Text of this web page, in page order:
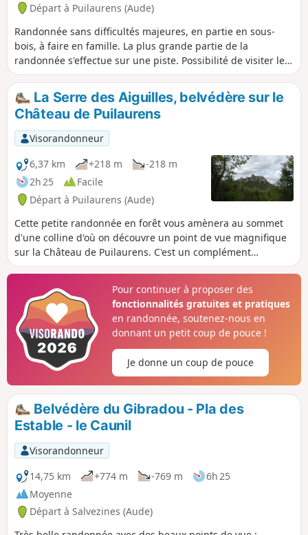
Départ à Puilaurens (Aude)
Randonnée sans difficultés majeures, en partie en sous-
bois, à faire en famille. La plus grande partie de la
randonnée s'effectue sur une piste. Possibilité de visiter le
château (se renseigner pour les ouvertures). Celui-ci est
fermé en hiver.
La Serre des Aiguilles, belvédère sur le
Château de Puilaurens
Visorandonneur
6,37 km
+218 m
-218 m
2h 25
Facile
Départ à Puilaurens (Aude)
Cette petite randonnée en forêt vous amènera au sommet
d'une colline d'où on découvre un point de vue magnifique
sur la Château de Puilaurens. C'est un complément
intéressant à la visite du château.
Pour continuer à proposer des
fonctionnalités gratuites et pratiques
en randonnée, soutenez-nous en
donnant un petit coup de pouce !
Je donne un coup de pouce
Belvédère du Gibradou - Pla des
Estable - le Caunil
Visorandonneur
14,75 km
+774 m -769 m
6h 25
Moyenne
Départ à Salvezines (Aude)